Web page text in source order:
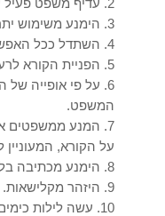
2. עדיף משפט פעיל על סביל.
3. הימנע משימוש יתר בשמות פעולה.
4. השתדל ככל האפשר להימנע משימוש בשלילה כפולה, אלא אם אין אפשרות אחרת.
5. הפניית הקורא לרעיון דומה בהמשך הדברים היא טרחנית, ראה כלל מספר 13.
6. על פי אופייה
המשפט.
7. המנע ממשפטים
על הקורא,
8. הימנע מכתיבה בלשון הווה כשאתה מתאר אירועים שהתרחשו בעבר.
9. היזהר מקלישאות.
10. עשה לילות כימים כדי שלא תיפול שגגה בביטוי מקובל, והשתמש נכון בביטויים ובפתגמים.